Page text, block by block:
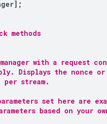
];
methods
manager with a request
Displays the nonce
stream.
set here are
based on your